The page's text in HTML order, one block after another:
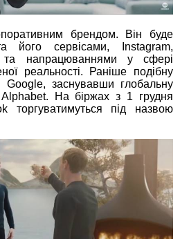
брендом. Він буде
його сервісами, Instagram,
та напрацюваннями у сфері
реальності. Раніше подібну
Google, заснувавши глобальну
На біржах з 1 грудня
торгуватимуться під назвою